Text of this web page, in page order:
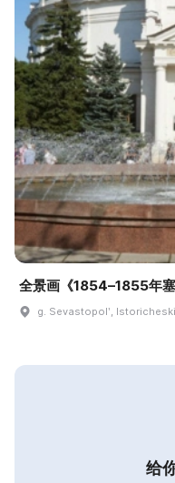
全景画《1854–1855年塞
g. Sevastopolʹ,
给